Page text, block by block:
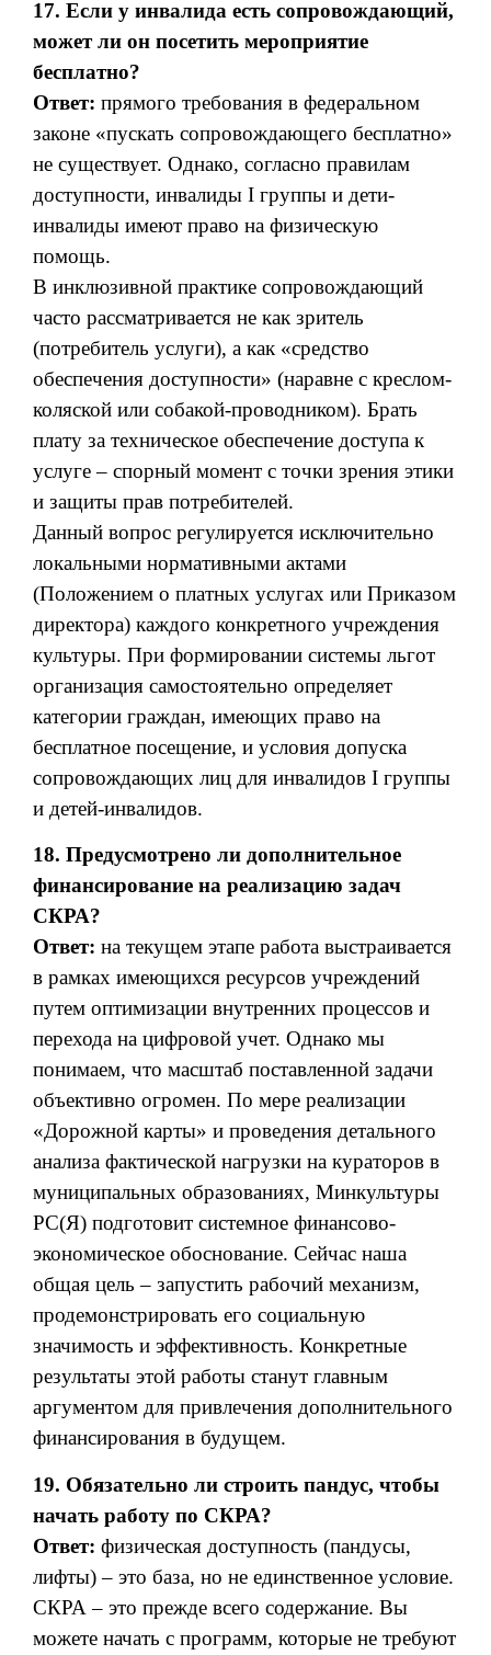
17. Если у инвалида есть сопровождающий,
может ли он посетить мероприятие
бесплатно?
Ответ: прямого требования в федеральном
законе «пускать сопровождающего бесплатно»
не существует. Однако, согласно правилам
доступности, инвалиды I группы и дети-
инвалиды имеют право на физическую
помощь.
В инклюзивной практике сопровождающий
часто рассматривается не как зритель
(потребитель услуги), а как «средство
обеспечения доступности» (наравне с креслом-
коляской или собакой-проводником). Брать
плату за техническое обеспечение доступа к
услуге – спорный момент с точки зрения этики
и защиты прав потребителей.
Данный вопрос регулируется исключительно
локальными нормативными актами
(Положением о платных услугах или Приказом
директора) каждого конкретного учреждения
культуры. При формировании системы льгот
организация самостоятельно определяет
категории граждан, имеющих право на
бесплатное посещение, и условия допуска
сопровождающих лиц для инвалидов I группы
и детей-инвалидов.
18. Предусмотрено ли дополнительное
финансирование на реализацию задач
СКРА?
Ответ: на текущем этапе работа выстраивается
в рамках имеющихся ресурсов учреждений
путем оптимизации внутренних процессов и
перехода на цифровой учет. Однако мы
понимаем, что масштаб поставленной задачи
объективно огромен. По мере реализации
«Дорожной карты» и проведения детального
анализа фактической нагрузки на кураторов в
муниципальных образованиях, Минкультуры
РС(Я) подготовит системное финансово-
экономическое обоснование. Сейчас наша
общая цель – запустить рабочий механизм,
продемонстрировать его социальную
значимость и эффективность. Конкретные
результаты этой работы станут главным
аргументом для привлечения дополнительного
финансирования в будущем.
19. Обязательно ли строить пандус, чтобы
начать работу по СКРА?
Ответ: физическая доступность (пандусы,
лифты) – это база, но не единственное условие.
СКРА – это прежде всего содержание. Вы
можете начать с программ, которые не требуют